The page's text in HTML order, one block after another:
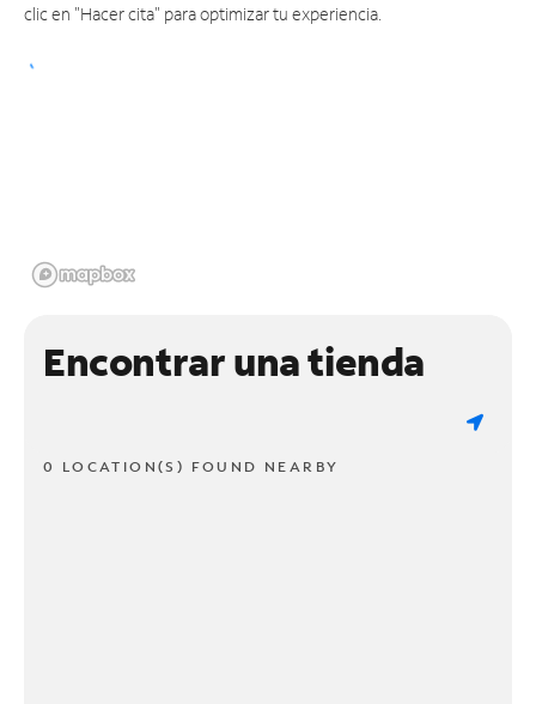
clic en "Hacer cita" para optimizar tu experiencia.
Encontrar una tienda
0 LOCATION(S) FOUND NEARBY